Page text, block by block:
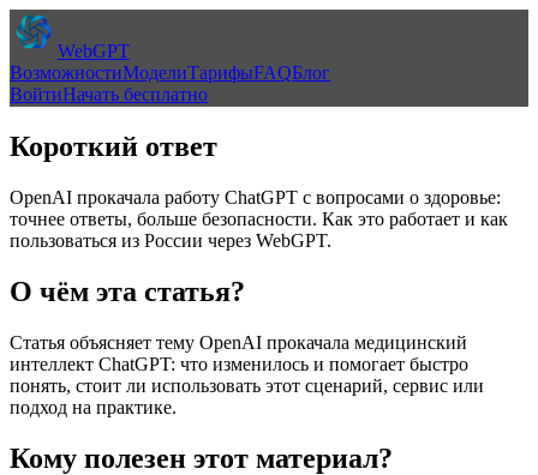
WebGPT
ВозможностиМоделиТарифыFAQБлог
ВойтиНачать бесплатно
Короткий ответ
OpenAI прокачала работу ChatGPT с вопросами о здоровье:
точнее ответы, больше безопасности. Как это работает и как
пользоваться из России через WebGPT.
О чём эта статья?
Статья объясняет тему OpenAI прокачала медицинский
интеллект ChatGPT: что изменилось и помогает быстро
понять, стоит ли использовать этот сценарий, сервис или
подход на практике.
Кому полезен этот материал?